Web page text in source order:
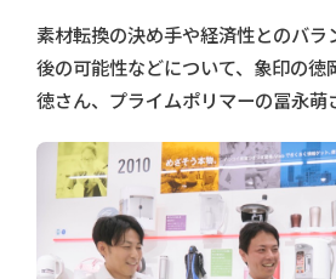
素材転換の決め手や経済性とのバラ
後の可能性などについて、象印の徳
徳さん、プライムポリマーの冨永萌